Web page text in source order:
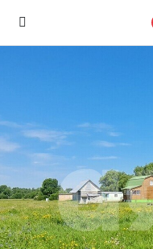
г.
Избранное
0 объявлений
Недвижимость